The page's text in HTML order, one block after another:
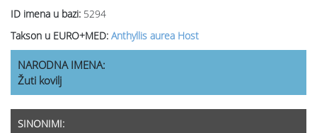
ID imena u bazi: 5294
Takson u EURO+MED: Anthyllis aurea Host
NARODNA IMENA:
Žuti kovilj
SINONIMI: